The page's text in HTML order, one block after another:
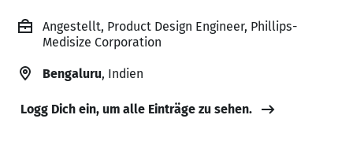
Angestellt, Product Design Engineer, Phillips-
Medisize Corporation
Bengaluru, Indien
Logg Dich ein, um alle Einträge zu sehen.